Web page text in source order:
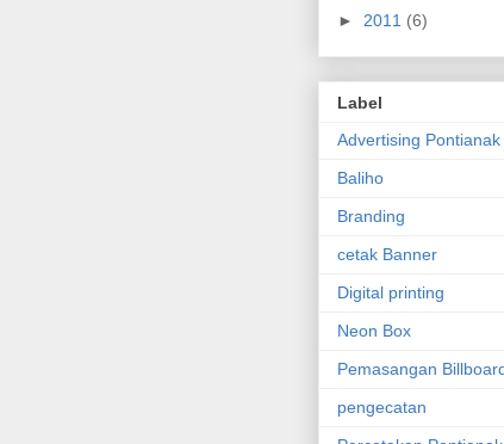
► 2011 (6)
Label
Advertising Pontianak
Baliho
Branding
cetak Banner
Digital printing
Neon Box
Pemasangan
pengecatan